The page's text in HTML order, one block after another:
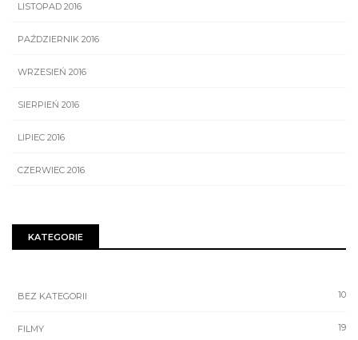
LISTOPAD 2016
PAŹDZIERNIK 2016
WRZESIEŃ 2016
SIERPIEŃ 2016
LIPIEC 2016
CZERWIEC 2016
KATEGORIE
10
BEZ KATEGORII
19
FILMY